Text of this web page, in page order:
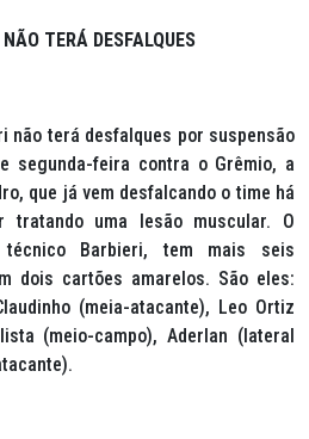
TERÁ DESFALQUES
não terá desfalques por suspensão
segunda-feira contra o Grêmio, a
que já vem desfalcando o time há
tratando uma lesão muscular. O
Barbieri, tem mais seis
dois cartões amarelos. São eles:
(meia-atacante), Leo Ortiz
(meio-campo), Aderlan (lateral